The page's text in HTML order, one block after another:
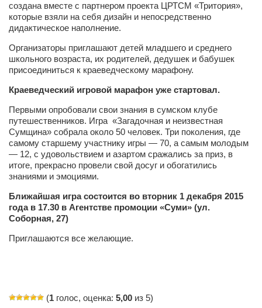
«Павел» — магазин мужской одежды
Туризм
«Траверс» — экипировочный центр
Журналисты
Александр Гвоздик
Александр Кугук
Музыканты
Евгений Касьяненко
Сергей Коноз
Звукорежиссёры
Alfom Studio
Guitarproduction Studio
Режиссёры
создана вместе с партнером проекта ЦРТСМ «Тритория»,
которые взяли на себя дизайн и непосредственно
дидактическое наполнение.
Организаторы приглашают детей младшего и среднего
школьного возраста, их родителей, дедушек и бабушек
присоединиться к краеведческому марафону.
Краеведческий игровой марафон уже стартовал.
Первыми опробовали свои знания в сумском клубе
путешественников. Игра «Загадочная и неизвестная
Сумщина» собрала около 50 человек. Три поколения, где
самому старшему участнику игры — 70, а самым молодым
— 12, с удовольствием и азартом сражались за приз, в
итоге, прекрасно провели свой досуг и обогатились
знаниями и эмоциями.
Ближайшая игра состоится во вторник 1 декабря 2015
года в 17.30 в Агентстве промоции «Суми» (ул.
Соборная, 27)
Приглашаются все желающие.
(1 голос, оценка: 5,00 из 5)